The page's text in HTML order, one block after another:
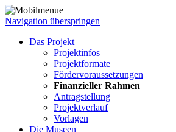
Navigation überspringen
Das Projekt
Projektinfos
Projektformate
Fördervoraussetzungen
Finanzieller Rahmen
Antragstellung
Projektverlauf
Vorlagen
Die Museen